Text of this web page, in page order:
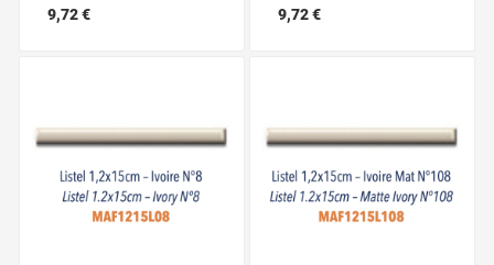
9,72 €
9,72 €